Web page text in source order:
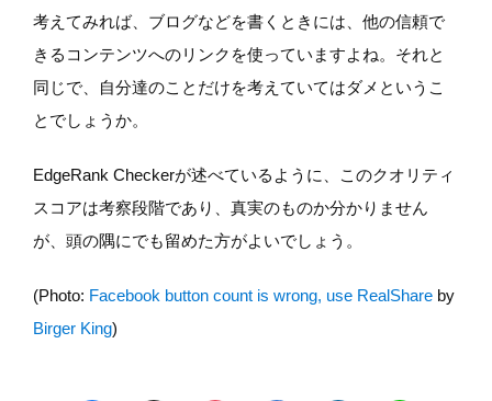
考えてみれば、ブログなどを書くときには、他の信頼で
きるコンテンツへのリンクを使っていますよね。それと
同じで、自分達のことだけを考えていてはダメというこ
とでしょうか。
EdgeRank Checkerが述べているように、このクオリティ
スコアは考察段階であり、真実のものか分かりません
が、頭の隅にでも留めた方がよいでしょう。
(Photo: Facebook button count is wrong, use RealShare by
Birger King)